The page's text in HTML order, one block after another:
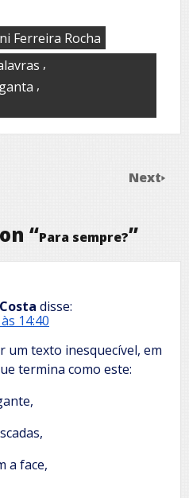
Ferreira Rocha
,
,
Next
“Para sempre?”
disse:
14:40
um texto inesquecível, em
termina como este:
a face,